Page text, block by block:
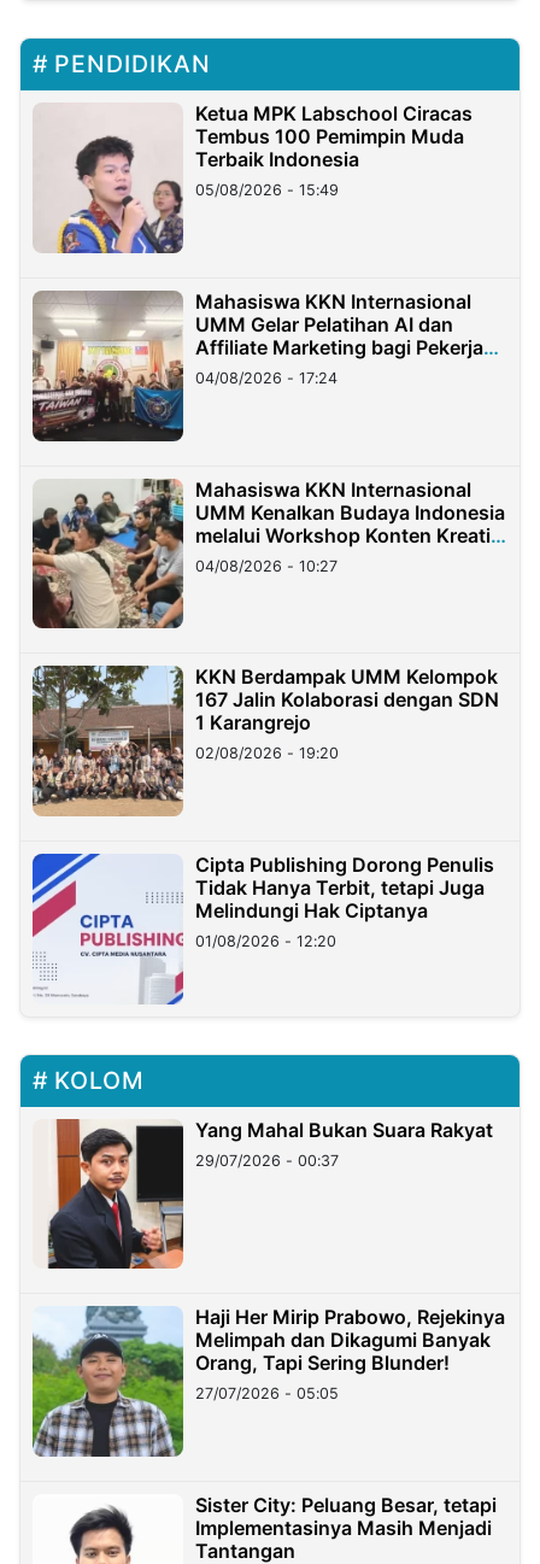
PENDIDIKAN
Ketua MPK Labschool Ciracas
Tembus 100 Pemimpin Muda
Terbaik Indonesia
05/08/2026 - 15:49
Mahasiswa KKN Internasional
UMM Gelar Pelatihan AI dan
Affiliate Marketing bagi Pekerja
Migran Indonesia di Taiwan
04/08/2026 - 17:24
Mahasiswa KKN Internasional
UMM Kenalkan Budaya Indonesia
melalui Workshop Konten Kreatif
di Taiwan
04/08/2026 - 10:27
KKN Berdampak UMM Kelompok
167 Jalin Kolaborasi dengan SDN
1 Karangrejo
02/08/2026 - 19:20
Cipta Publishing Dorong Penulis
Tidak Hanya Terbit, tetapi Juga
Melindungi Hak Ciptanya
01/08/2026 - 12:20
KOLOM
Yang Mahal Bukan Suara Rakyat
29/07/2026 - 00:37
Haji Her Mirip Prabowo, Rejekinya
Melimpah dan Dikagumi Banyak
Orang, Tapi Sering Blunder!
27/07/2026 - 05:05
Sister City: Peluang Besar, tetapi
Implementasinya Masih Menjadi
Tantangan